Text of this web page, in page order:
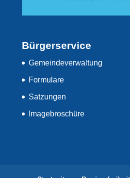
Bürgerservice
Gemeindeverwaltung
Formulare
Satzungen
Imagebroschüre